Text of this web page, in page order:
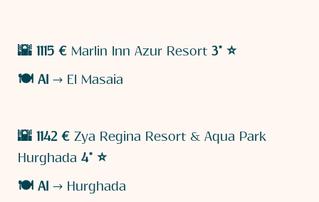
🌇 1115 € Marlin Inn Azur Resort 3* ⭐️
🍽️ AI → El Masaia
🌇 1142 € Zya Regina Resort & Aqua Park
Hurghada 4* ⭐️
🍽️ AI → Hurghada